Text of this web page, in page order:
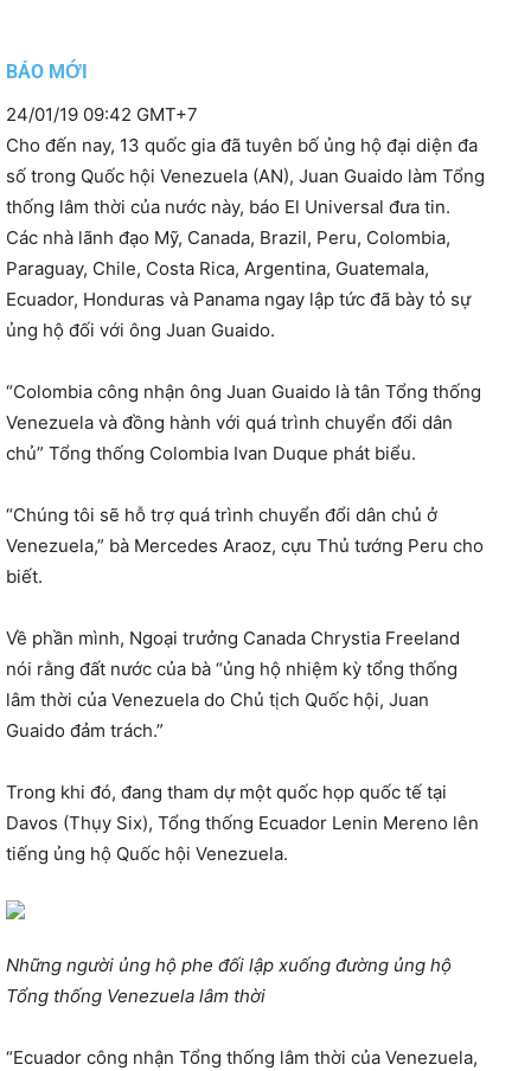
BÁO MỚI
24/01/19 09:42 GMT+7
Cho đến nay, 13 quốc gia đã tuyên bố ủng hộ đại diện đa
số trong Quốc hội Venezuela (AN), Juan Guaido làm Tổng
thống lâm thời của nước này, báo El Universal đưa tin.
Các nhà lãnh đạo Mỹ, Canada, Brazil, Peru, Colombia,
Paraguay, Chile, Costa Rica, Argentina, Guatemala,
Ecuador, Honduras và Panama ngay lập tức đã bày tỏ sự
ủng hộ đối với ông Juan Guaido.
“Colombia công nhận ông Juan Guaido là tân Tổng thống
Venezuela và đồng hành với quá trình chuyển đổi dân
chủ” Tổng thống Colombia Ivan Duque phát biểu.
“Chúng tôi sẽ hỗ trợ quá trình chuyển đổi dân chủ ở
Venezuela,” bà Mercedes Araoz, cựu Thủ tướng Peru cho
biết.
Về phần mình, Ngoại trưởng Canada Chrystia Freeland
nói rằng đất nước của bà “ủng hộ nhiệm kỳ tổng thống
lâm thời của Venezuela do Chủ tịch Quốc hội, Juan
Guaido đảm trách.”
Trong khi đó, đang tham dự một quốc họp quốc tế tại
Davos (Thụy Six), Tổng thống Ecuador Lenin Mereno lên
tiếng ủng hộ Quốc hội Venezuela.
Những người ủng hộ phe đối lập xuống đường ủng hộ
Tổng thống Venezuela lâm thời
“Ecuador công nhận Tổng thống lâm thời của Venezuela,